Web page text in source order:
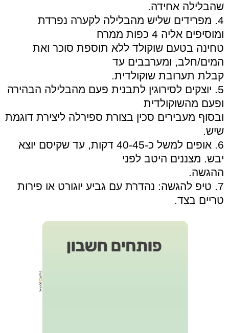
שהבלילה אחידה.
4. מפרידים שליש מהבלילה לקערה נפרדת
ומוסיפים אליה 4 כפות ממרח
טחינה בטעם שוקולד ללא תוספת סוכר ואת
המים/חלב, ומערבבים עד
קבלת תערובת שוקולדית.
5. יוצקים לסירוגין לתבנית פעם מהבלילה הבהירה
ופעם מהשוקולדית
ובסוף מעבירים סכין בצורת ספירלה ליצירת דוגמת
שיש.
6. אופים למשל כ-40-45 דקות, עד שקיסם יוצא
יבש. מצננים היטב לפני
ההגשה.
7. טיפ להגשה: נהדרת עם גביע יוגורט או פירות
טריים בצד.